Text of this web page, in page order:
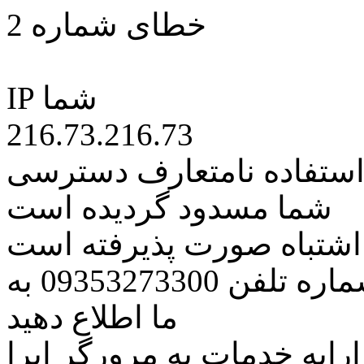
خطای شماره 2
IP شما
216.73.216.73
نامتعارف دسترسی
شما مسدود گردیده است
اشتباه صورت پذیرفته است
مراتب این مسئله را از طریق شماره تلفن 09353273300 به
ما اطلاع دهید
خدمات به مرورگر اپرا